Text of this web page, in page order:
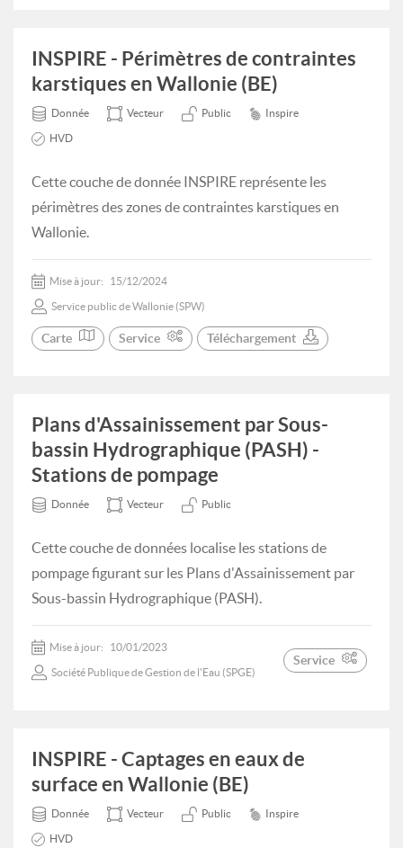
INSPIRE - Périmètres de contraintes
karstiques en Wallonie (BE)
Donnée Vecteur Public Inspire
HVD
Cette couche de donnée INSPIRE représente les
périmètres des zones de contraintes karstiques en
Wallonie.
Mise à jour: 15/12/2024
Service public de Wallonie (SPW)
Carte Service Téléchargement
Plans d'Assainissement par Sous-
bassin Hydrographique (PASH) -
Stations de pompage
Donnée Vecteur Public
Cette couche de données localise les stations de
pompage figurant sur les Plans d'Assainissement par
Sous-bassin Hydrographique (PASH).
Mise à jour: 10/01/2023
Société Publique de Gestion de l'Eau (SPGE)
Service
INSPIRE - Captages en eaux de
surface en Wallonie (BE)
Donnée Vecteur Public Inspire
HVD